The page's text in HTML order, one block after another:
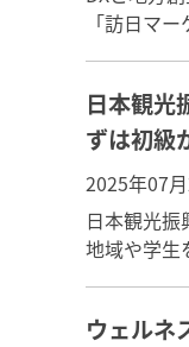
「訪日マ
日本観光
ずは初級
2025年07
日本観光振
地域や学生
ウェル